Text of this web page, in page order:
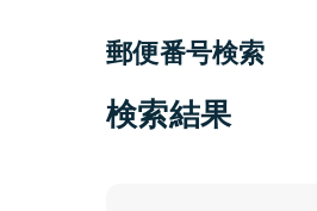
郵便番号検索
検索結果